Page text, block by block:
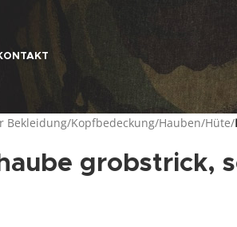
Bekleidung/Kopfbedeckung/Hauben/Hüte/
grobstrick,